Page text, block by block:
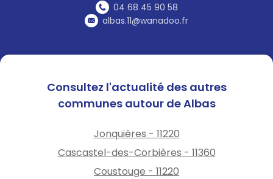
04 68 45 90 58
albas.11@wanadoo.fr
Consultez l'actualité des autres
communes autour de Albas
Jonquières - 11220
Cascastel-des-Corbières - 11360
Coustouge - 11220